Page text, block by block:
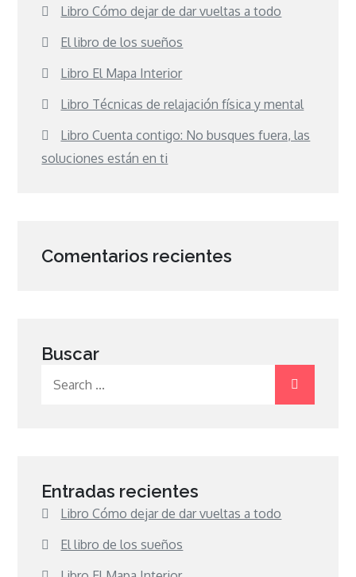
Libro Cómo dejar de dar vueltas a todo
El libro de los sueños
Libro El Mapa Interior
Libro Técnicas de relajación física y mental
Libro Cuenta contigo: No busques fuera, las
soluciones están en ti
Comentarios recientes
Buscar
Entradas recientes
Libro Cómo dejar de dar vueltas a todo
El libro de los sueños